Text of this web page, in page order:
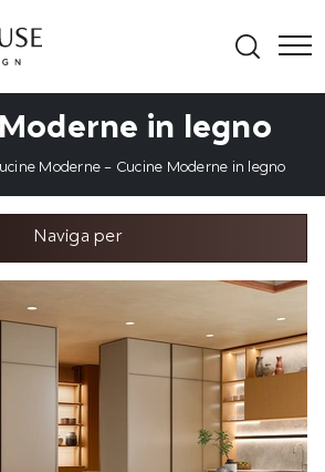
in legno
Moderne - Cucine Moderne in legno
Naviga per